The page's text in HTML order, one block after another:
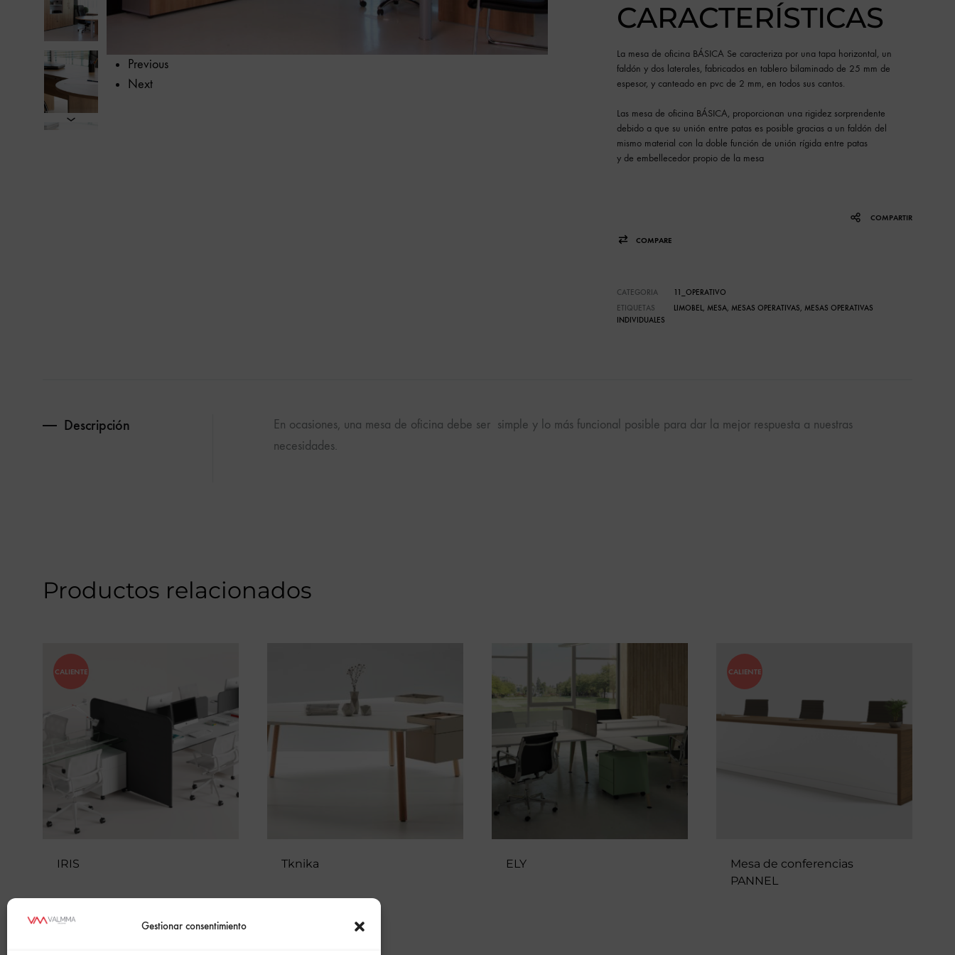
Gestionar consentimiento
calidad.
Previous
Next
CARACTERÍSTICAS
La mesa de oficina BÁSICA Se caracteriza por una tapa horizontal, un
faldón y dos laterales, fabricados en tablero bilaminado de 25 mm de
espesor, y canteado en pvc de 2 mm, en todos sus cantos.
Las mesa de oficina BÁSICA, proporcionan una rigidez sorprendente
debido a que su unión entre patas es posible gracias a un faldón del
mismo material con la doble función de unión rígida entre patas
y de embellecedor propio de la mesa
COMPARTIR
COMPARE
CATEGORIA
11_OPERATIVO
ETIQUETAS
LIMOBEL, MESA, MESAS OPERATIVAS, MESAS OPERATIVAS
INDIVIDUALES
Descripción
En ocasiones, una mesa de oficina debe ser simple y lo más funcional posible para dar la mejor respuesta a nuestras
necesidades.
Productos relacionados
CALIENTE
IRIS Tknika ELY
CALIENTE
Mesa de conferencias
PANNEL